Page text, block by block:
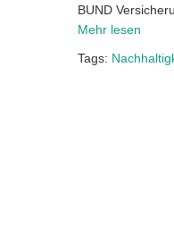
BUND
Mehr lesen
Tags: